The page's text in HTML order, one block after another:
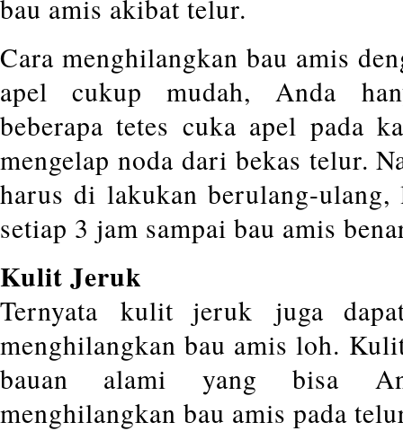
bau amis akibat telur.
Cara menghilangkan bau amis
apel cukup mudah, Anda
beberapa tetes cuka apel pada
mengelap noda dari bekas telur.
harus di lakukan berulang-ulang,
setiap 3 jam sampai bau amis
Kulit Jeruk
Ternyata kulit jeruk juga
menghilangkan bau amis loh.
bauan alami yang bisa
menghilangkan bau amis pada